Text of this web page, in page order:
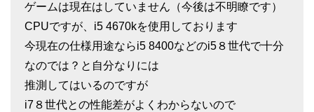
ゲームは現在はしていません（今後は不明瞭です）
CPUですが、i5 4670kを使用しております
今現在の仕様用途ならi5 8400などのi5８世代で十分
なのでは？と自分なりには
推測してはいるのですが
i7８世代との性能差がよくわからないので